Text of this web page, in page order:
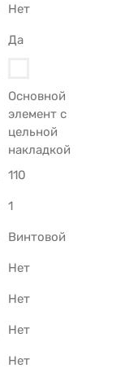
Нет
Да
Основной
элемент с
цельной
накладкой
110
1
Винтовой
Нет
Нет
Нет
Нет